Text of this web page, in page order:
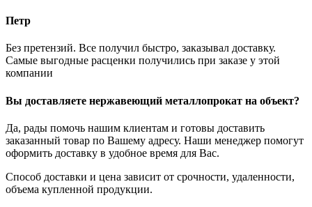
Петр
Без претензий. Все получил быстро, заказывал доставку.
Самые выгодные расценки получились при заказе у этой
компании
Вы доставляете нержавеющий металлопрокат на объект?
Да, рады помочь нашим клиентам и готовы доставить
заказанный товар по Вашему адресу. Наши менеджер помогут
оформить доставку в удобное время для Вас.
Способ доставки и цена зависит от срочности, удаленности,
объема купленной продукции.